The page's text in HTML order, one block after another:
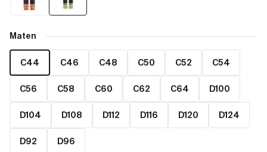
Maten
C44 C46 C48 C50 C52 C54
C56 C58 C60 C62 C64 D100
D104 D108 D112 D116 D120 D124
D92 D96